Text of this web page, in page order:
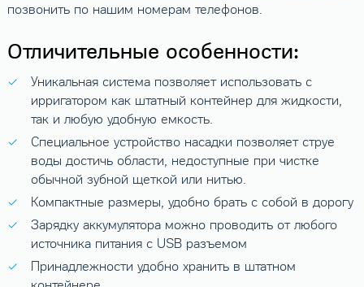
позвонить по нашим номерам телефонов.
Отличительные особенности:
Уникальная система позволяет использовать с
ирригатором как штатный контейнер для жидкости,
так и любую удобную емкость.
Специальное устройство насадки позволяет струе
воды достичь области, недоступные при чистке
обычной зубной щеткой или нитью.
Компактные размеры, удобно брать с собой в дорогу
Зарядку аккумулятора можно проводить от любого
источника питания с USB разъемом
Принадлежности удобно хранить в штатном